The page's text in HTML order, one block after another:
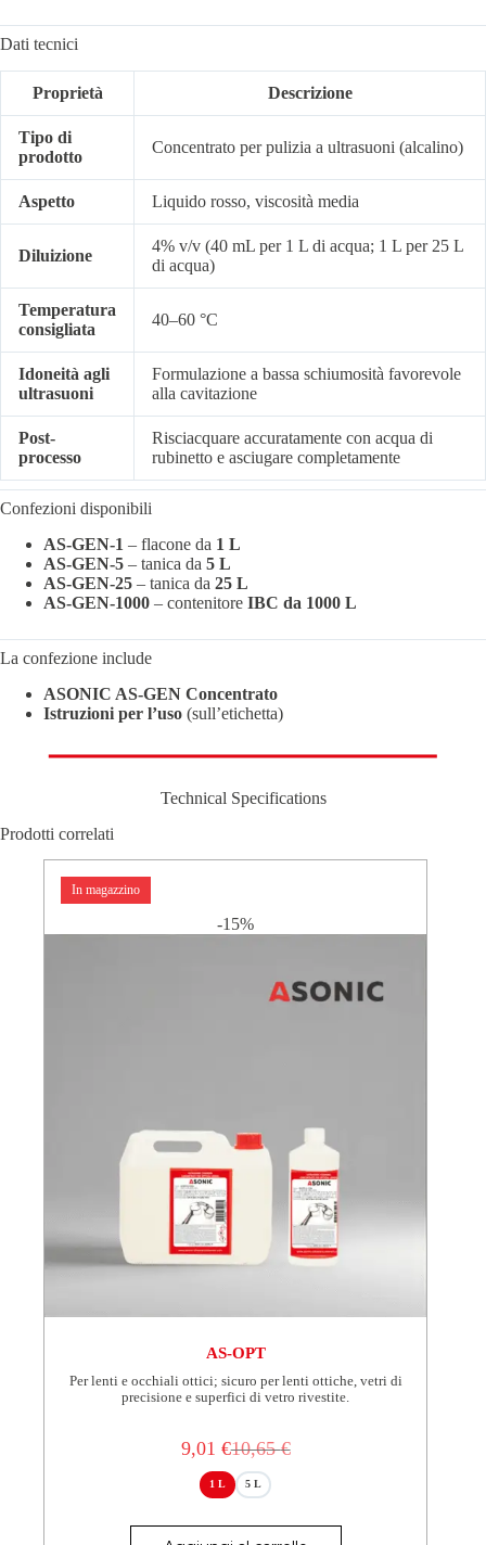
Dati tecnici
Proprietà Descrizione
Tipo di
prodotto
Concentrato per pulizia a ultrasuoni (alcalino)
Aspetto Liquido rosso, viscosità media
Diluizione
4% v/v (40 mL per 1 L di acqua; 1 L per 25 L
di acqua)
Temperatura
consigliata
40–60 °C
Idoneità agli
ultrasuoni
Formulazione a bassa schiumosità favorevole
alla cavitazione
Post-
processo
Risciacquare accuratamente con acqua di
rubinetto e asciugare completamente
Confezioni disponibili
AS-GEN-1 – flacone da 1 L
AS-GEN-5 – tanica da 5 L
AS-GEN-25 – tanica da 25 L
AS-GEN-1000 – contenitore IBC da 1000 L
La confezione include
ASONIC AS-GEN Concentrato
Istruzioni per l’uso (sull’etichetta)
Technical Specifications
Prodotti correlati
-15%
In magazzino
AS-OPT
Per lenti e occhiali ottici; sicuro per lenti ottiche, vetri di
precisione e superfici di vetro rivestite.
10,65€
Il
prezzo
originale
9,01 €Il
prezzo
attuale
1 L 5 L
prodotto